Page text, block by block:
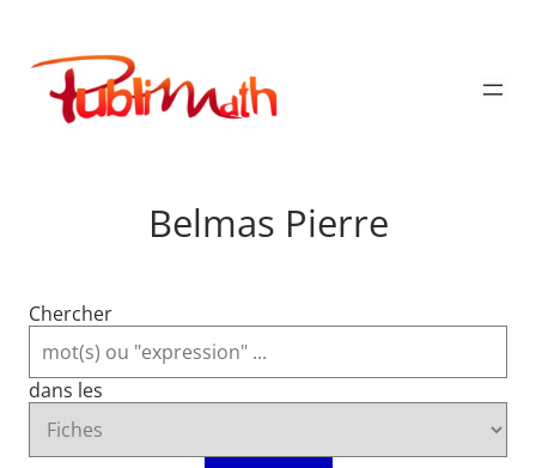
contenu
Publimath
Belmas Pierre
Chercher
dans les